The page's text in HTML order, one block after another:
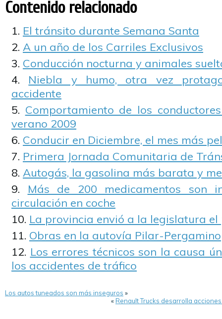
Contenido relacionado
El tránsito durante Semana Santa
A un año de los Carriles Exclusivos
Conducción nocturna y animales
Niebla y humo, otra vez
accidente
Comportamiento de los
verano 2009
Conducir en Diciembre, el mes más
Primera Jornada Comunitaria de
Autogás, la gasolina más barata y
Más de 200 medicamentos son
circulación en coche
La provincia envió a la legislatura
Obras en la autovía Pilar-Pergamino
Los errores técnicos son la causa
los accidentes de tráfico
Los autos tuneados son más inseguros »
«Renault Trucks desarrolla